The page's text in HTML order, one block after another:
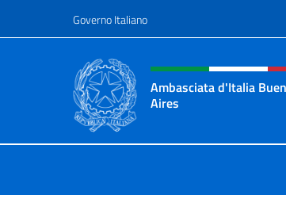
Governo Italiano
Intestazione sito,
Ambasciata d'Italia
Aires